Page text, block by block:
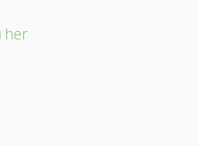
her